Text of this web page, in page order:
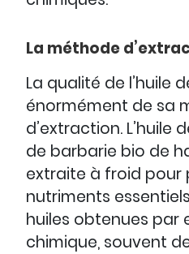
La méthode
La qualité de l’huile
énormément de sa
d’extraction. L’huile
de barbarie bio de
extraite à froid pour
nutriments
huiles obtenues par
chimique, souvent